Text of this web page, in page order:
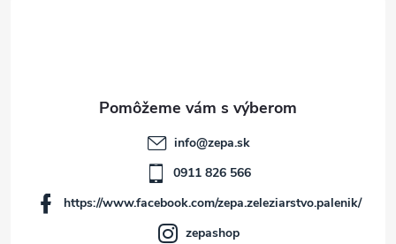
info@zepa.sk
0911 826 566
https://www.facebook.com/zepa.zeleziarstvo.palenik/
zepashop